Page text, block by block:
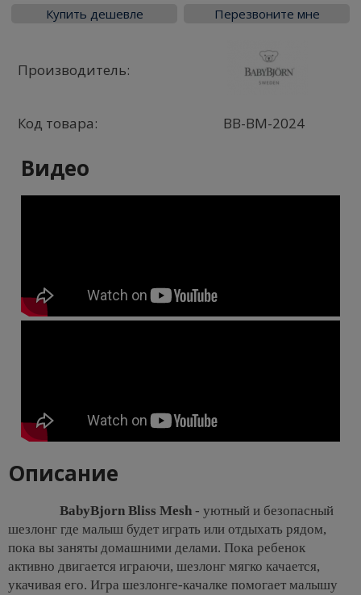
Купить дешевле
Перезвоните мне
Производитель:
Код товара: BB-BM-2024
Видео
Описание
BabyBjorn Bliss Mesh - уютный и безопасный
шезлонг где малыш будет играть или отдыхать рядом,
пока вы заняты домашними делами. Пока ребенок
активно двигается играючи, шезлонг мягко качается,
укачивая его. Игра шезлонге-качалке помогает малышу